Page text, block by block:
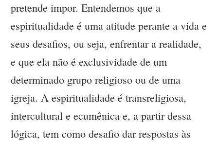
pretende impor. Entendemos que a
espiritualidade é uma atitude perante a vida e
seus desafios, ou seja, enfrentar a realidade,
e que ela não é exclusividade de um
determinado grupo religioso ou de uma
igreja. A espiritualidade é transreligiosa,
intercultural e ecumênica e, a partir dessa
lógica, tem como desafio dar respostas às